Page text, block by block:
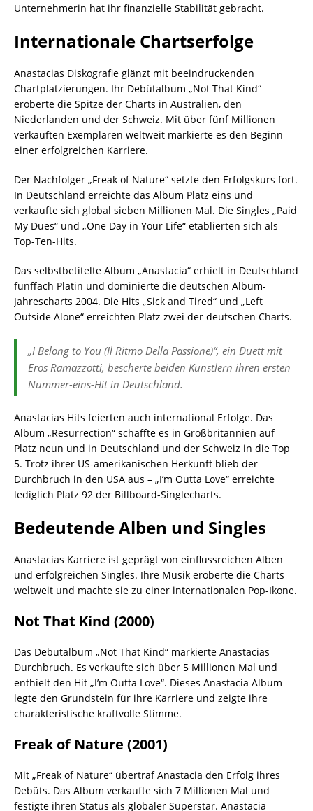
Unternehmerin hat ihr finanzielle Stabilität gebracht.
Internationale Chartserfolge
Anastacias Diskografie glänzt mit beeindruckenden
Chartplatzierungen. Ihr Debütalbum „Not That Kind“
eroberte die Spitze der Charts in Australien, den
Niederlanden und der Schweiz. Mit über fünf Millionen
verkauften Exemplaren weltweit markierte es den Beginn
einer erfolgreichen Karriere.
Der Nachfolger „Freak of Nature“ setzte den Erfolgskurs fort.
In Deutschland erreichte das Album Platz eins und
verkaufte sich global sieben Millionen Mal. Die Singles „Paid
My Dues“ und „One Day in Your Life“ etablierten sich als
Top-Ten-Hits.
Das selbstbetitelte Album „Anastacia“ erhielt in Deutschland
fünffach Platin und dominierte die deutschen Album-
Jahrescharts 2004. Die Hits „Sick and Tired“ und „Left
Outside Alone“ erreichten Platz zwei der deutschen Charts.
„I Belong to You (Il Ritmo Della Passione)“, ein Duett mit
Eros Ramazzotti, bescherte beiden Künstlern ihren ersten
Nummer-eins-Hit in Deutschland.
Anastacias Hits feierten auch international Erfolge. Das
Album „Resurrection“ schaffte es in Großbritannien auf
Platz neun und in Deutschland und der Schweiz in die Top
5. Trotz ihrer US-amerikanischen Herkunft blieb der
Durchbruch in den USA aus – „I’m Outta Love“ erreichte
lediglich Platz 92 der Billboard-Singlecharts.
Bedeutende Alben und Singles
Anastacias Karriere ist geprägt von einflussreichen Alben
und erfolgreichen Singles. Ihre Musik eroberte die Charts
weltweit und machte sie zu einer internationalen Pop-Ikone.
Not That Kind (2000)
Das Debütalbum „Not That Kind“ markierte Anastacias
Durchbruch. Es verkaufte sich über 5 Millionen Mal und
enthielt den Hit „I’m Outta Love“. Dieses Anastacia Album
legte den Grundstein für ihre Karriere und zeigte ihre
charakteristische kraftvolle Stimme.
Freak of Nature (2001)
Mit „Freak of Nature“ übertraf Anastacia den Erfolg ihres
Debüts. Das Album verkaufte sich 7 Millionen Mal und
festigte ihren Status als globaler Superstar. Anastacia